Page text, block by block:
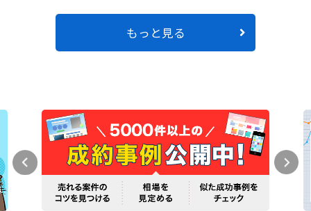
もっと見る